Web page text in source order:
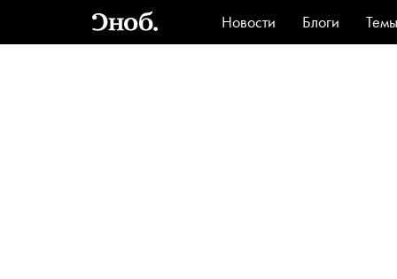
Новости Блоги
Темы
Стиль